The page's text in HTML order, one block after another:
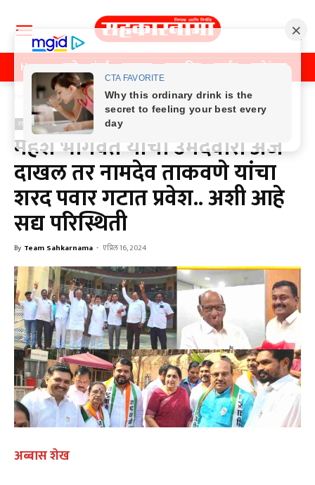
Home पुणे मुंबई महाराष्ट्र राजकीय क्राईम मनोरंजन
Home राजकीय
राजकीय
महेश भागवत यांचा उमेदवारी अर्ज
दाखल तर नामदेव ताकवणे यांचा
शरद पवार गटात प्रवेश.. अशी आहे
सद्य परिस्थिती
By Team Sahkarnama - एप्रिल 16, 2024
अब्बास शेख